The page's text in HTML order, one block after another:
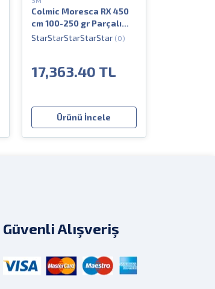
Colmic Moresca RX 450
cm 100-250 gr Parçalı
Surf Kamış
(0)
17,363.40 TL
Ürünü İncele
Güvenli Alışveriş